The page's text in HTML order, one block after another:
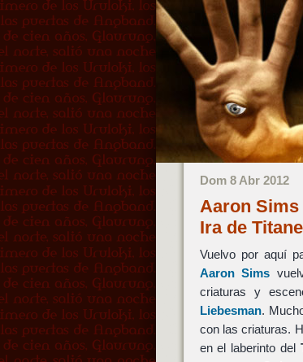
Dom 8 Abr 2012
Aaron
Ira de
Vuelvo por aquí
Aaron Sims
criaturas y
Liebesman.
con las criaturas.
en el laberinto del